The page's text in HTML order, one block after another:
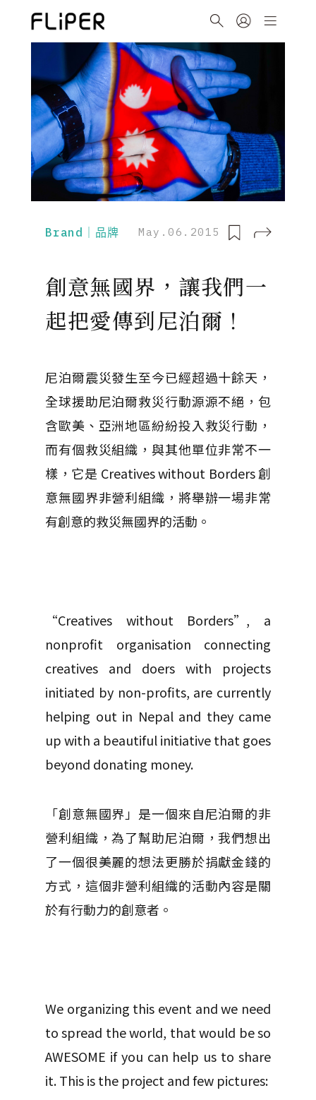
Brand｜品牌 May.06.2015
創意無國界，讓我們一
起把愛傳到尼泊爾！
尼泊爾震災發生至今已經超過十餘天，
全球援助尼泊爾救災行動源源不絕，包
含歐美、亞洲地區紛紛投入救災行動，
而有個救災組織，與其他單位非常不一
樣，它是 Creatives without Borders 創
意無國界非營利組織，將舉辦一場非常
有創意的救災無國界的活動。
“Creatives without Borders”, a
nonprofit organisation connecting
creatives and doers with projects
initiated by non-profits, are currently
helping out in Nepal and they came
up with a beautiful initiative that goes
beyond donating money.
「創意無國界」是一個來自尼泊爾的非
營利組織，為了幫助尼泊爾，我們想出
了一個很美麗的想法更勝於捐獻金錢的
方式，這個非營利組織的活動內容是關
於有行動力的創意者。
We organizing this event and we need
to spread the world, that would be so
AWESOME if you can help us to share
it. This is the project and few pictures: